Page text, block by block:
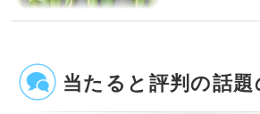
話占い師の占いを記事形式で無料公開しており
ます。
公式SNS